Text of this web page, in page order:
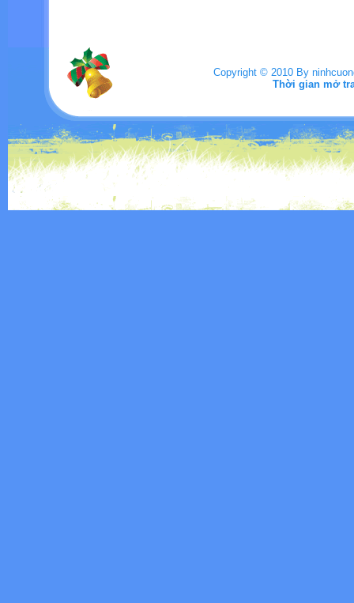
Copyright © 2010 By
Thời gian mở